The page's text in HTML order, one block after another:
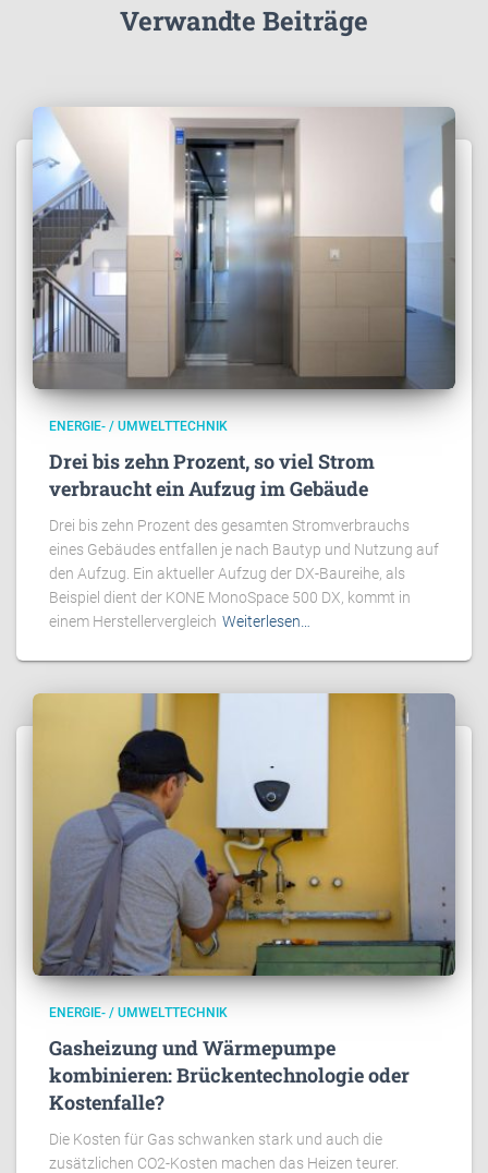
Verwandte Beiträge
ENERGIE- / UMWELTTECHNIK
Drei bis zehn Prozent, so viel Strom
verbraucht ein Aufzug im Gebäude
Drei bis zehn Prozent des gesamten Stromverbrauchs
eines Gebäudes entfallen je nach Bautyp und Nutzung auf
den Aufzug. Ein aktueller Aufzug der DX-Baureihe, als
Beispiel dient der KONE MonoSpace 500 DX, kommt in
einem Herstellervergleich Weiterlesen…
ENERGIE- / UMWELTTECHNIK
Gasheizung und Wärmepumpe
kombinieren: Brückentechnologie oder
Kostenfalle?
Die Kosten für Gas schwanken stark und auch die
zusätzlichen CO2-Kosten machen das Heizen teurer.